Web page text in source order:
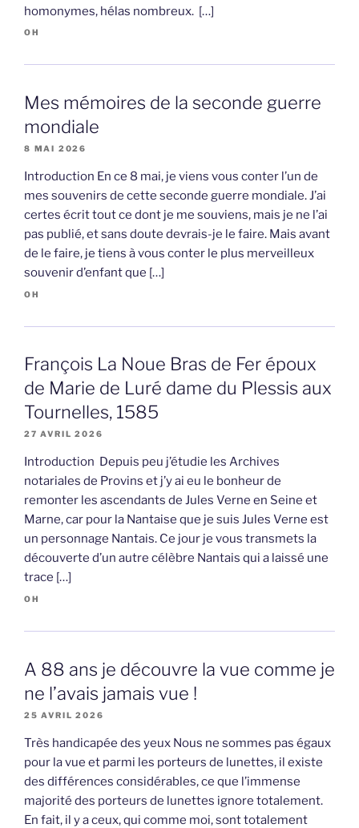
homonymes, hélas nombreux. […]
OH
Mes mémoires de la seconde guerre
mondiale
8 MAI 2026
Introduction En ce 8 mai, je viens vous conter l’un de
mes souvenirs de cette seconde guerre mondiale. J’ai
certes écrit tout ce dont je me souviens, mais je ne l’ai
pas publié, et sans doute devrais-je le faire. Mais avant
de le faire, je tiens à vous conter le plus merveilleux
souvenir d’enfant que […]
OH
François La Noue Bras de Fer époux
de Marie de Luré dame du Plessis aux
Tournelles, 1585
27 AVRIL 2026
Introduction Depuis peu j’étudie les Archives
notariales de Provins et j’y ai eu le bonheur de
remonter les ascendants de Jules Verne en Seine et
Marne, car pour la Nantaise que je suis Jules Verne est
un personnage Nantais. Ce jour je vous transmets la
découverte d’un autre célèbre Nantais qui a laissé une
trace […]
OH
A 88 ans je découvre la vue comme je
ne l’avais jamais vue !
25 AVRIL 2026
Très handicapée des yeux Nous ne sommes pas égaux
pour la vue et parmi les porteurs de lunettes, il existe
des différences considérables, ce que l’immense
majorité des porteurs de lunettes ignore totalement.
En fait, il y a ceux, qui comme moi, sont totalement